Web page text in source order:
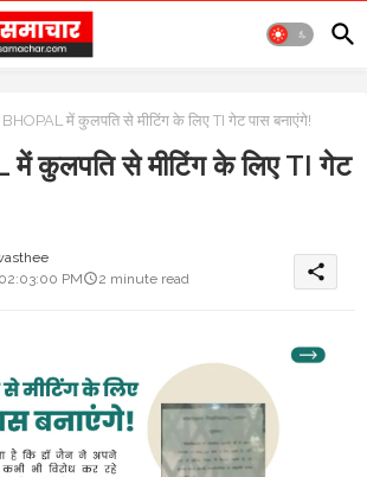
में कुलपति से मीटिंग के लिए TI गेट पास बनाएंगे!
में कुलपति से मीटिंग के लिए TI गेट
PM
2 minute read share